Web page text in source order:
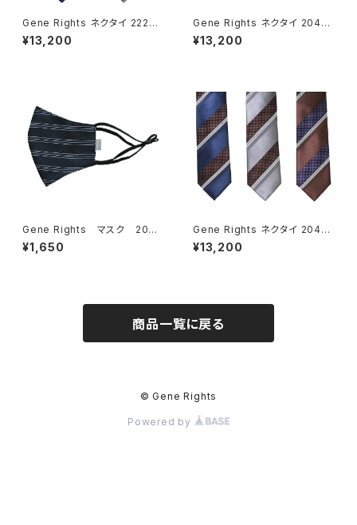
Gene Rights ネクタイ 222N0
07 プレーンパターン
¥13,200
Gene Rights ネクタイ 204N
012 サテンサークルパターン
¥13,200
Gene Rights マスク 204
M003 ボーダーパターン
¥1,650
Gene Rights ネクタイ 204N
001 サテンストライプ
¥13,200
商品一覧に戻る
© Gene Rights
Powered by